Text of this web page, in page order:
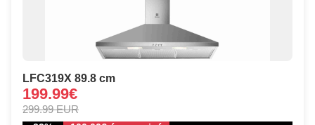
LFC319X 89.8 cm
199.99€
299.99 EUR